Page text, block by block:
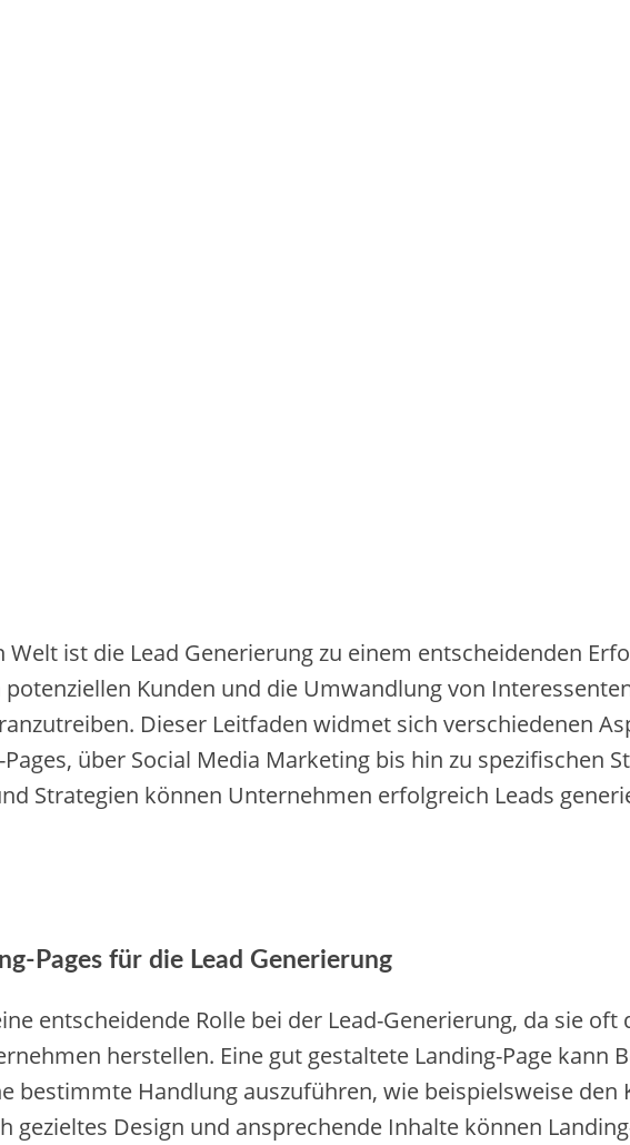
Welt ist die Lead Generierung zu einem entscheidenden
Kunden und die Umwandlung von
Dieser Leitfaden widmet sich verschiedenen
über Social Media Marketing bis hin zu spezifischen
Strategien können Unternehmen erfolgreich Leads
Pages für die Lead Generierung
entscheidende Rolle bei der Lead-Generierung, da sie
herstellen. Eine gut gestaltete Landing-Page
bestimmte Handlung auszuführen, wie beispielsweise
gezieltes Design und ansprechende Inhalte können